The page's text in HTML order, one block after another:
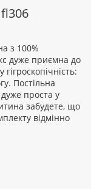
з 100%
дуже приємна до
Постільна
дуже проста у
забудете, що
відмінно